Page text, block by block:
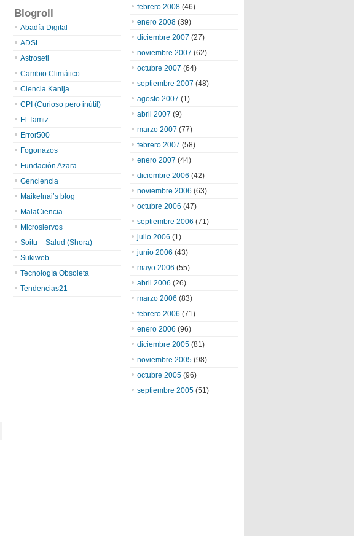
febrero 2008 (46)
enero 2008 (39)
diciembre 2007 (27)
noviembre 2007 (62)
octubre 2007 (64)
septiembre 2007 (48)
agosto 2007 (1)
abril 2007 (9)
marzo 2007 (77)
febrero 2007 (58)
enero 2007 (44)
diciembre 2006 (42)
noviembre 2006 (63)
octubre 2006 (47)
septiembre 2006 (71)
julio 2006 (1)
junio 2006 (43)
mayo 2006 (55)
abril 2006 (26)
marzo 2006 (83)
febrero 2006 (71)
enero 2006 (96)
diciembre 2005 (81)
noviembre 2005 (98)
octubre 2005 (96)
septiembre 2005 (51)
Blogroll
Abadía Digital
ADSL
Astroseti
Cambio Climático
Ciencia Kanija
CPI (Curioso pero inútil)
El Tamiz
Error500
Fogonazos
Fundación Azara
Genciencia
Maikelnai’s blog
MalaCiencia
Microsiervos
Soitu – Salud (Shora)
Sukiweb
Tecnología Obsoleta
Tendencias21